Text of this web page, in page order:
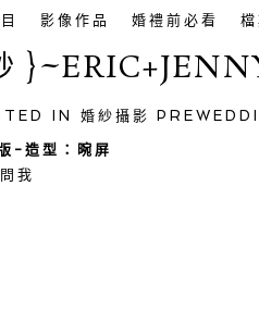
影像作品 婚禮前必看
IN 婚紗攝影
-造型：晼屏
我